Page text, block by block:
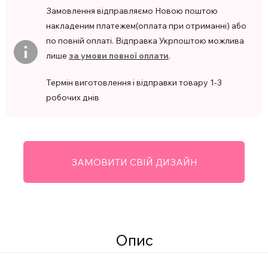
Замовлення відправляємо Новою поштою
накладеним платежем(оплата при отриманні) або
по повній оплаті. Відправка Укрпоштою можлива
лише за умови повної оплати.
Термін виготовлення і відправки товару 1-3
робочих днів
ЗАМОВИТИ СВІЙ ДИЗАЙН
Опис